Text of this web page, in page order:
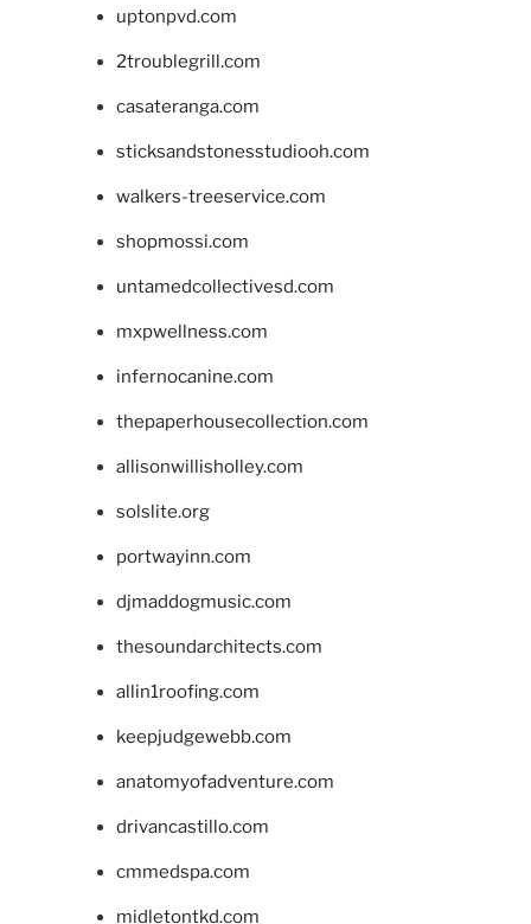
uptonpvd.com
2troublegrill.com
casateranga.com
sticksandstonesstudiooh.com
walkers-treeservice.com
shopmossi.com
untamedcollectivesd.com
mxpwellness.com
infernocanine.com
thepaperhousecollection.com
allisonwillisholley.com
solslite.org
portwayinn.com
djmaddogmusic.com
thesoundarchitects.com
allin1roofing.com
keepjudgewebb.com
anatomyofadventure.com
drivancastillo.com
cmmedspa.com
midletontkd.com